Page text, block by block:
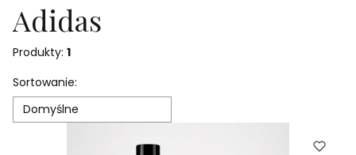
Adidas
Produkty: 1
Lista produktów
Sortowanie:
Domyślne